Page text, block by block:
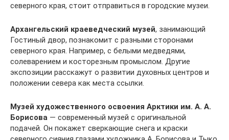
северного края, стоит отправиться в городские музеи.
Архангельский краеведческий музей, занимающий
Гостиный двор, познакомит с разными сторонами
северного края. Например, с белыми медведями,
солеварением и косторезным промыслом. Другие
экспозиции расскажут о развитии духовных центров и
положении севера как места ссылки.
Музей художественного освоения Арктики им. А. А.
Борисова — современный музей с оригинальной
подачей. Он покажет сверкающие снега и краски